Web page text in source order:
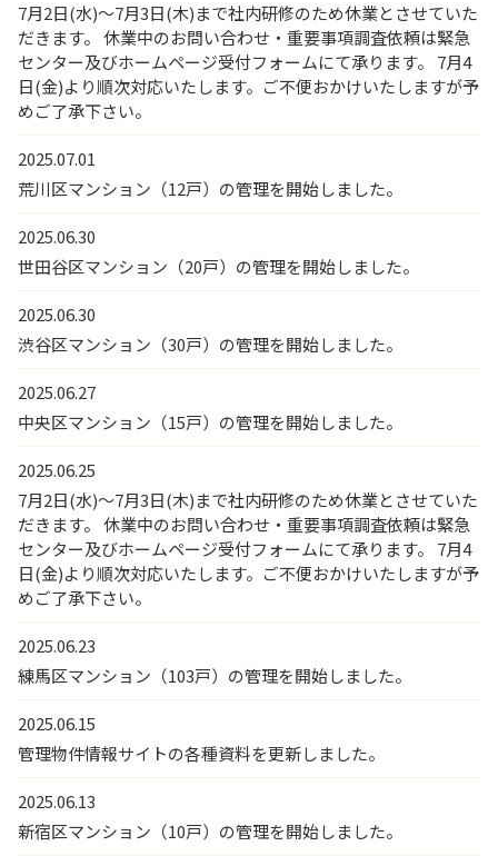
7月2日(水)～7月3日(木)まで社内研修のため休業とさせていた
だきます。 休業中のお問い合わせ・重要事項調査依頼は緊急
センター及びホームページ受付フォームにて承ります。 7月4
日(金)より順次対応いたします。ご不便おかけいたしますが予
めご了承下さい。
2025.07.01
荒川区マンション（12戸）の管理を開始しました。
2025.06.30
世田谷区マンション（20戸）の管理を開始しました。
2025.06.30
渋谷区マンション（30戸）の管理を開始しました。
2025.06.27
中央区マンション（15戸）の管理を開始しました。
2025.06.25
7月2日(水)～7月3日(木)まで社内研修のため休業とさせていた
だきます。 休業中のお問い合わせ・重要事項調査依頼は緊急
センター及びホームページ受付フォームにて承ります。 7月4
日(金)より順次対応いたします。ご不便おかけいたしますが予
めご了承下さい。
2025.06.23
練馬区マンション（103戸）の管理を開始しました。
2025.06.15
管理物件情報サイトの各種資料を更新しました。
2025.06.13
新宿区マンション（10戸）の管理を開始しました。